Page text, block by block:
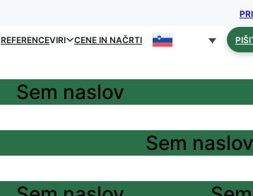
REFERENCEVIRI CENE IN NAČRTI
Sem naslov
Sem naslov